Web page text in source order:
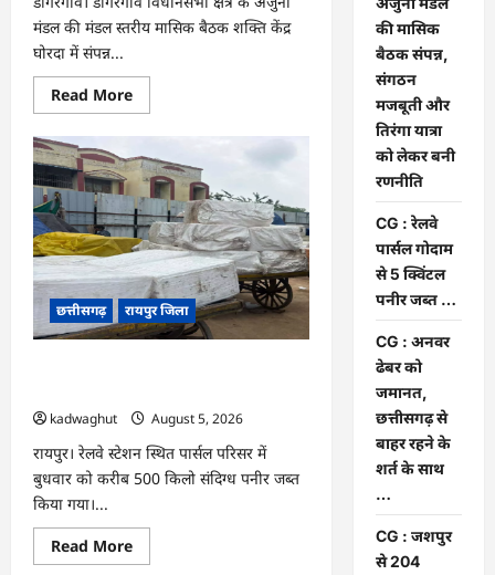
तक
कई
अहम
मंजूरी
मंडल की मंडल स्तरीय मासिक बैठक शक्ति केंद्र
घोरदा में संपन्न...
Read MoreRead
more
अर्जुनी
मंडल
की
मासिक
बैठक
संपन्न,
संगठन
मजबूती
और
तिरंगा
यात्रा
को
लेकर
बनी
छत्तीसगढ़ रायपुर जिला
kadwaghut
August 5, 2026
रायपुर। रेलवे स्टेशन स्थित पार्सल परिसर में
बुधवार को करीब 500 किलो संदिग्ध पनीर जब्त
किया गया।...
Read MoreRead
more
की मासिक
बैठक संपन्न,
संगठन
मजबूती और
तिरंगा यात्रा
को लेकर बनी
रणनीति
CG : रेलवे
पार्सल गोदाम
से 5 क्विंटल
पनीर जब्त …
CG : अनवर
ढेबर को
जमानत,
छत्तीसगढ़ से
बाहर रहने के
शर्त के साथ
…
CG : जशपुर
से 204